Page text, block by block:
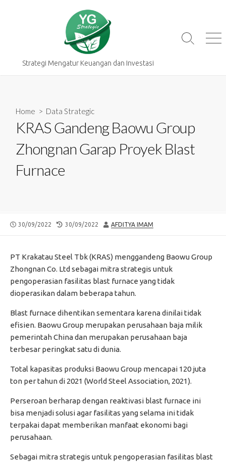
Strategi Mengatur Keuangan dan Investasi
Search
Home > Data Strategic
KRAS Gandeng Baowu Group
Zhongnan Garap Proyek Blast
Furnace
PUBLISHED
30/09/2022
LAST
30/09/2022 AUTHOR
AFDITYA IMAM
PT Krakatau Steel Tbk (KRAS) menggandeng Baowu Group
Zhongnan Co. Ltd sebagai mitra strategis untuk
pengoperasian fasilitas blast furnace yang tidak
dioperasikan dalam beberapa tahun.
Blast furnace dihentikan sementara karena dinilai tidak
efisien. Baowu Group merupakan perusahaan baja milik
pemerintah China dan merupakan perusahaan baja
terbesar peringkat satu di dunia.
Total kapasitas produksi Baowu Group mencapai 120 juta
ton per tahun di 2021 (World Steel Association, 2021).
Perseroan berharap dengan reaktivasi blast furnace ini
bisa menjadi solusi agar fasilitas yang selama ini tidak
terpakai dapat memberikan manfaat ekonomi bagi
perusahaan.
Sebagai mitra strategis untuk pengoperasian fasilitas blast